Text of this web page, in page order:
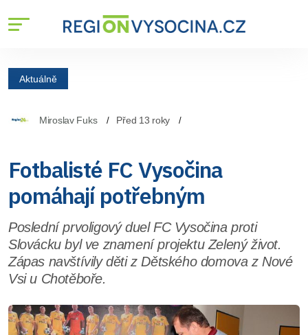
Aktuálně
Miroslav Fuks Před 13 roky
Fotbalisté FC Vysočina
pomáhají potřebným
Poslední prvoligový duel FC Vysočina proti
Slovácku byl ve znamení projektu Zelený život.
Zápas navštívily děti z Dětského domova z Nové
Vsi u Chotěboře.